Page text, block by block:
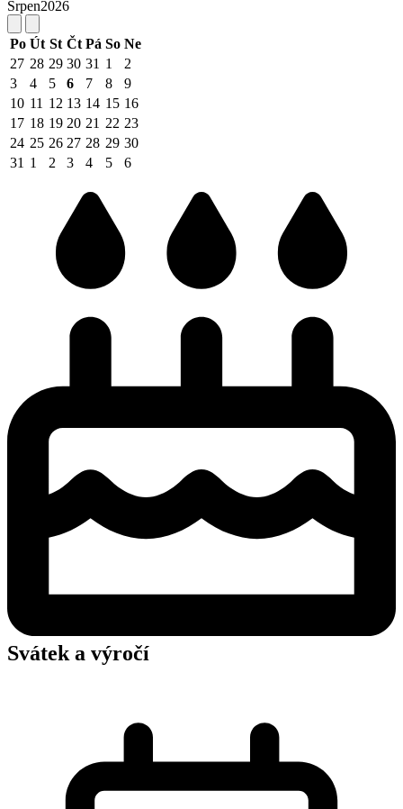
Srpen2026
Po Út St Čt Pá So Ne
27 28 29 30 31 1
2
3
4 5 6 7 8
9
10 11 12 13 14 15 16
17 18 19 20 21 22 23
24 25 26 27 28 29 30
31 1 2 3 4 5 6
Svátek a výročí